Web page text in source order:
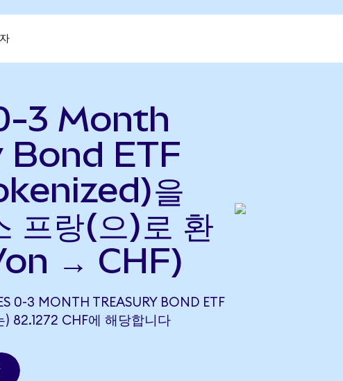
3 Month
Bond ETF
을
프랑(으)로 환
→ CHF)
0-3 MONTH TREASURY BOND ETF
) 82.1272 CHF에 해당합니다